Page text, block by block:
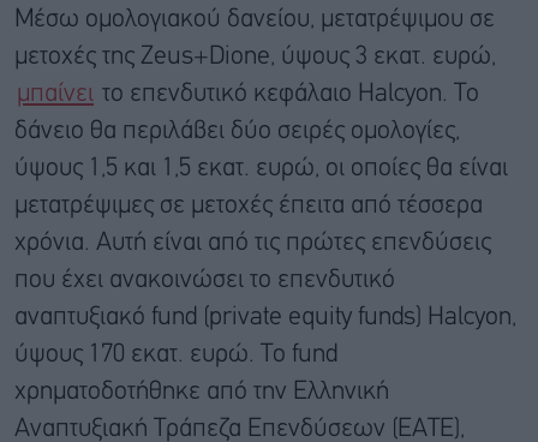
Mέσω ομολογιακού δανείου, μετατρέψιμου σε
μετοχές της Zeus+Dione, ύψους 3 εκατ. ευρώ,
μπαίνει το επενδυτικό κεφάλαιο Halcyon. Το
δάνειο θα περιλάβει δύο σειρές ομολογίες,
ύψους 1,5 και 1,5 εκατ. ευρώ, οι οποίες θα είναι
μετατρέψιμες σε μετοχές έπειτα από τέσσερα
χρόνια. Αυτή είναι από τις πρώτες επενδύσεις
που έχει ανακοινώσει το επενδυτικό
αναπτυξιακό fund (private equity funds) Halcyon,
ύψους 170 εκατ. ευρώ. Το fund
χρηματοδοτήθηκε από την Ελληνική
Αναπτυξιακή Τράπεζα Επενδύσεων (ΕΑΤΕ),